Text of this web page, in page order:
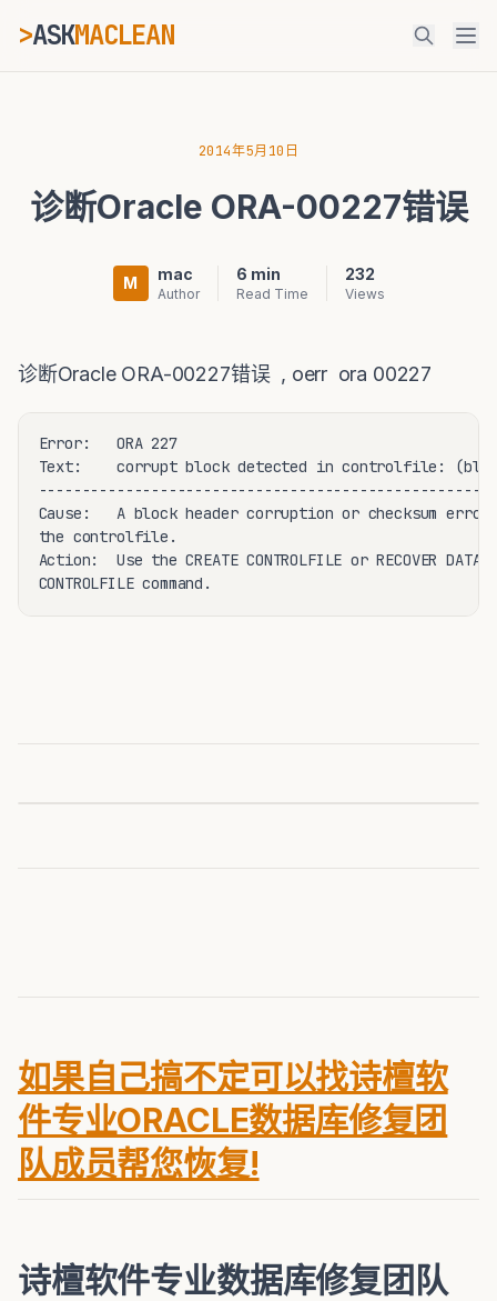
>ASKMACLEAN
⌘K Ctrl+K
2014年5月10日
诊断Oracle ORA-00227错误
M mac
Author
6 min
Read Time
232
Views
诊断Oracle ORA-00227错误 , oerr ora 00227
Error:   ORA 227
Text:    corrupt block detected in controlfile:
Cause:   A block header corruption or checksum
the controlfile.
Action:  Use the CREATE CONTROLFILE or RECOVER
CONTROLFILE command.
如果自己搞不定可以找诗檀软
件专业ORACLE数据库修复团
队成员帮您恢复!
诗檀软件专业数据库修复团队